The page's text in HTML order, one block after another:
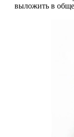
выложить в